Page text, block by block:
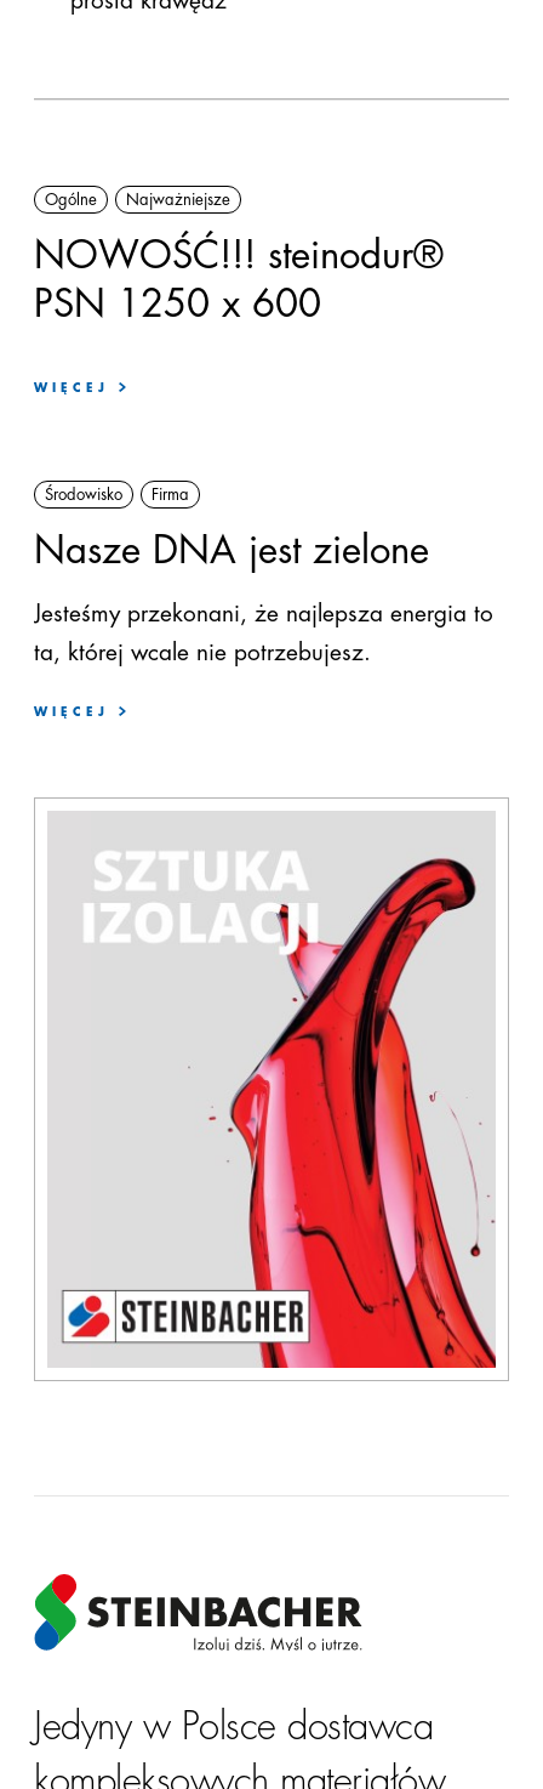
Ogólne Najważniejsze
NOWOŚĆ!!! steinodur®
PSN 1250 x 600
WIĘCEJ
Środowisko Firma
Nasze DNA jest zielone
Jesteśmy przekonani, że najlepsza energia to
ta, której wcale nie potrzebujesz.
WIĘCEJ
Jedyny w Polsce dostawca
kompleksowych materiałów